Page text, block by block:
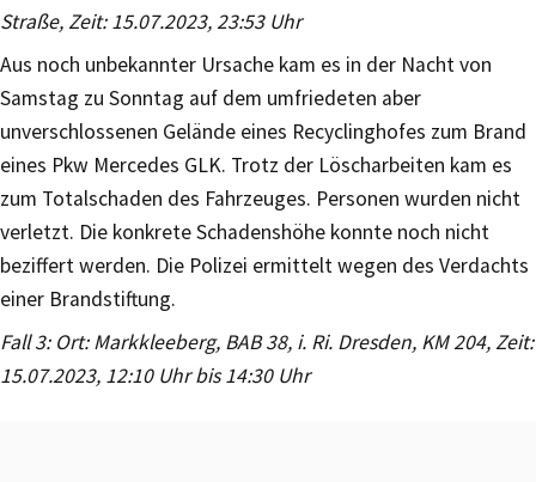
Straße, Zeit: 15.07.2023, 23:53 Uhr
Aus noch unbekannter Ursache kam es in der Nacht von
Samstag zu Sonntag auf dem umfriedeten aber
unverschlossenen Gelände eines Recyclinghofes zum Brand
eines Pkw Mercedes GLK. Trotz der Löscharbeiten kam es
zum Totalschaden des Fahrzeuges. Personen wurden nicht
verletzt. Die konkrete Schadenshöhe konnte noch nicht
beziffert werden. Die Polizei ermittelt wegen des Verdachts
einer Brandstiftung.
Fall 3: Ort: Markkleeberg, BAB 38, i. Ri. Dresden, KM 204, Zeit:
15.07.2023, 12:10 Uhr bis 14:30 Uhr